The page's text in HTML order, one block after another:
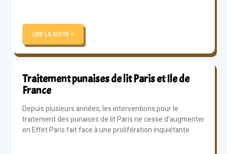
LIRE LA SUITE »
Traitement punaises de lit Paris et Ile de
France
Depuis plusieurs années, les interventions pour le
traitement des punaises de lit Paris ne cesse d’augmenter
en Effet Paris fait face à une prolifération inquiétante